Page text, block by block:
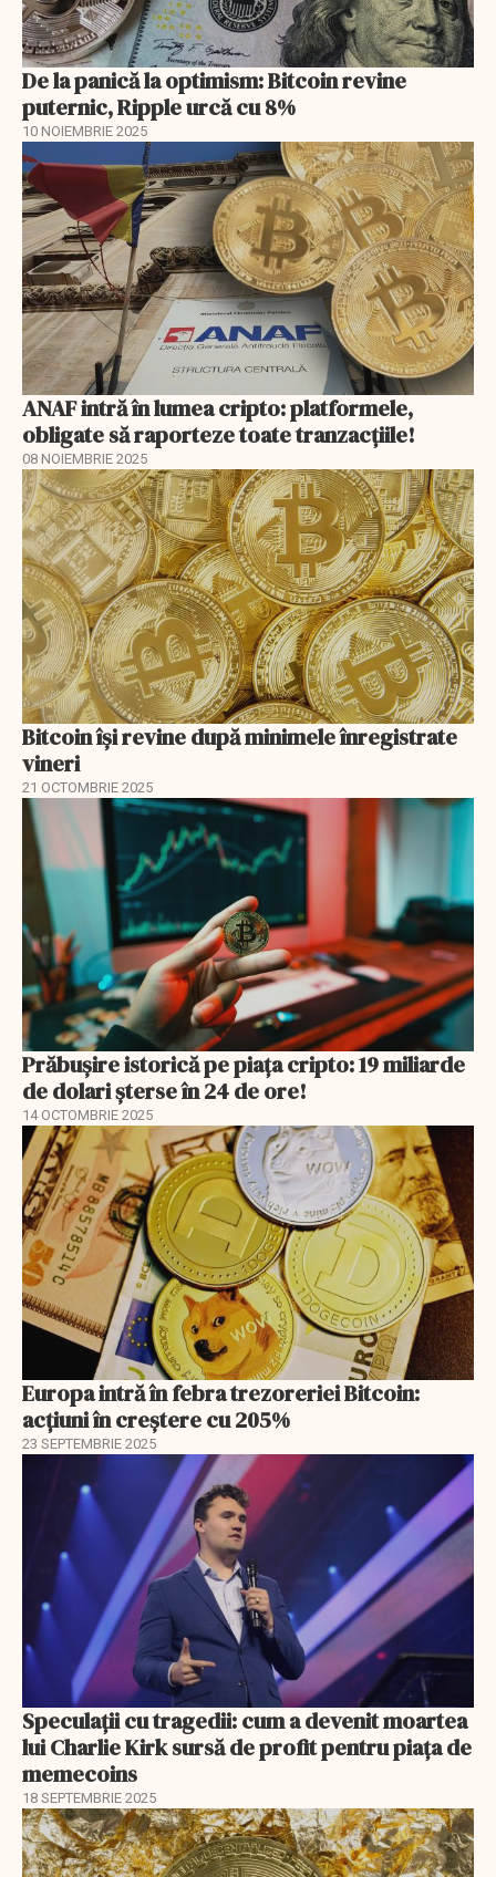
De la panică la optimism: Bitcoin revine
puternic, Ripple urcă cu 8%
10 NOIEMBRIE 2025
ANAF intră în lumea cripto: platformele,
obligate să raporteze toate tranzacțiile!
08 NOIEMBRIE 2025
Bitcoin își revine după minimele înregistrate
vineri
21 OCTOMBRIE 2025
Prăbușire istorică pe piața cripto: 19 miliarde
de dolari șterse în 24 de ore!
14 OCTOMBRIE 2025
Europa intră în febra trezoreriei Bitcoin:
acțiuni în creștere cu 205%
23 SEPTEMBRIE 2025
Speculații cu tragedii: cum a devenit moartea
lui Charlie Kirk sursă de profit pentru piața de
memecoins
18 SEPTEMBRIE 2025